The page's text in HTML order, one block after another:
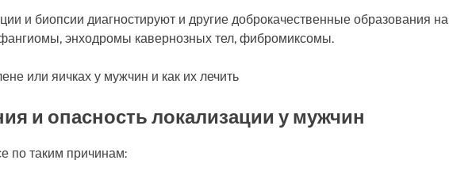
и биопсии диагностируют и другие доброкачественные образования на
энходромы кавернозных тел, фибромиксомы.
и опасность локализации у мужчин
по таким причинам: